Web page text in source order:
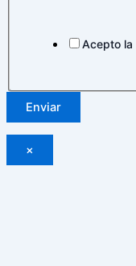
Acepto la
Enviar
×